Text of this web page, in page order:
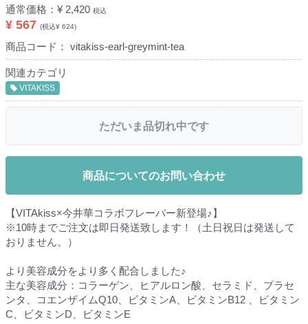
通常価格： ¥ 2,420 税込
¥ 567 (税込¥ 624)
商品コード： vitakiss-earl-greymint-tea
関連カテゴリ
VITAKISS
ただいま品切れ中です
商品についてのお問い合わせ
【VITAkiss×今井華コラボフレーバー新登場♪】
※10時までご注文は即日発送致します！（土日祝日は発送して
おりません。）
より美容成分をより多く配合しました♪
主な美容成分：コラーゲン、ヒアルロン酸、セラミド、プラセ
ンタ、コエンザイムQ10、ビタミンA、ビタミンB12 、ビタミン
C、ビタミンD、ビタミンE